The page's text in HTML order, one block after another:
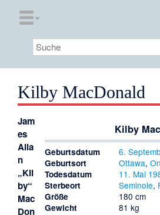
Kilby MacDonald
Kilby
Geburtsdatum 6.
Geburtsort Ottawa,
Todesdatum 11. Mai
Sterbeort Seminole,
Größe 180 cm
Gewicht 81 kg
Jam
es
Alla
n
„Kil
by“
Mac
Don